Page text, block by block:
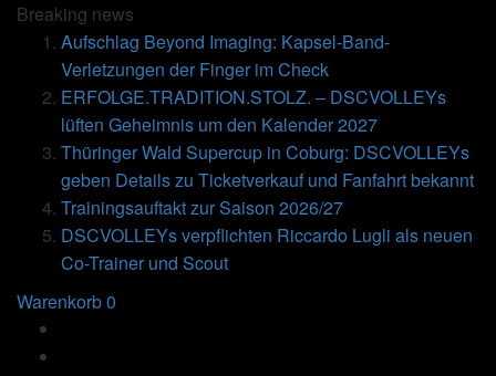
Breaking news
Aufschlag Beyond Imaging: Kapsel-Band-
Verletzungen der Finger im Check
ERFOLGE.TRADITION.STOLZ. – DSCVOLLEYs
lüften Geheimnis um den Kalender 2027
Thüringer Wald Supercup in Coburg: DSCVOLLEYs
geben Details zu Ticketverkauf und Fanfahrt bekannt
Trainingsauftakt zur Saison 2026/27
DSCVOLLEYs verpflichten Riccardo Lugli als neuen
Co-Trainer und Scout
Warenkorb0